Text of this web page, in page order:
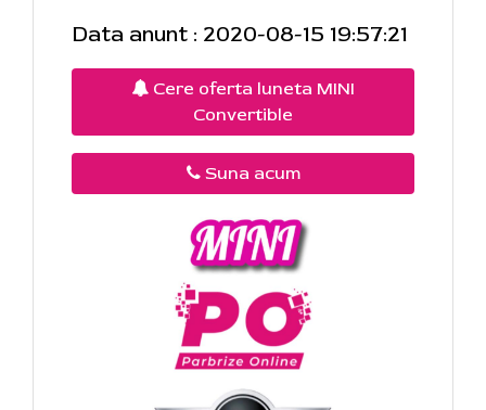
Data anunt : 2020-08-15 19:57:21
Cere oferta luneta MINI
Convertible
Suna acum